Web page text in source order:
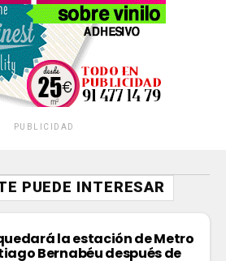
PUBLICIDAD
PUEDE INTERESAR
la estación de Metro
Bernabéu después de